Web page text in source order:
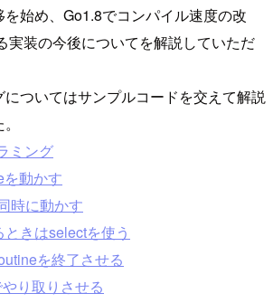
始め、Go1.8でコンパイル速度の改
実装の今後についてを解説していただ
ついてはサンプルコードを交えて解説
ミング
動かす
時に動かす
きはselectを使う
を終了させる
り取りさせる